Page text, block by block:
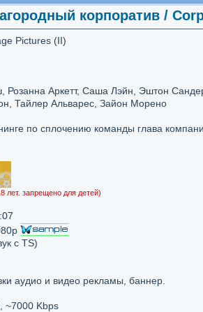
корпоратив /
Pictures (II)
Розанна Аркетт, Саша Лэйн, Эштон
Тайлер Альварес, Зайон Морено
по сплочению команды глава
лет. запрещено для детей)
с TS)
аудио и видео рекламы, баннер.
~7000 Kbps